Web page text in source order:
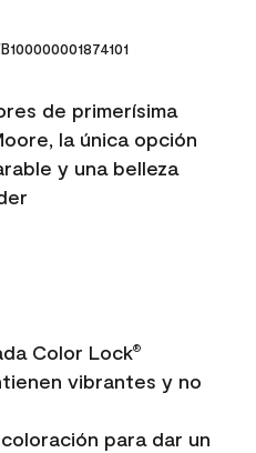
de primerísima
la única opción
y una belleza
Color Lock®
vibrantes y no
para dar un